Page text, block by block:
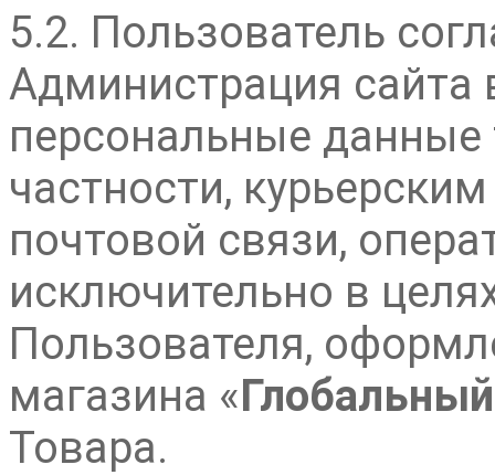
5.2. Пользователь
Администрация сайта
персональные
частности,
почтовой связи,
исключительно в
Пользователя,
магазина «
Товара.